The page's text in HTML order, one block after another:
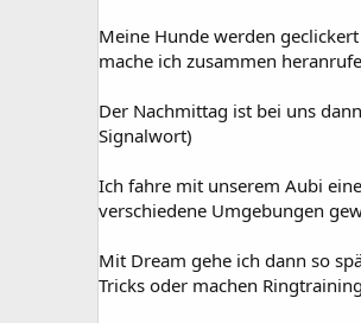
Meine Hunde werden
mache ich zusammen
Der Nachmittag ist bei uns
Signalwort)
Ich fahre mit unserem Aubi
verschiedene Umgebungen
Mit Dream gehe ich dann so
Tricks oder machen